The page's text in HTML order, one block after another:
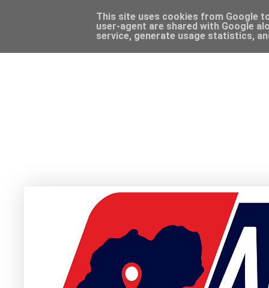
This site uses cookies from Google
user-agent are shared with Google
service, generate usage statistics,